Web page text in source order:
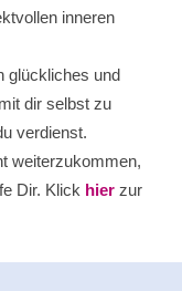
inneren
glückliches und
dir selbst zu
verdienst.
weiterzukommen,
Dir. Klick hier zur